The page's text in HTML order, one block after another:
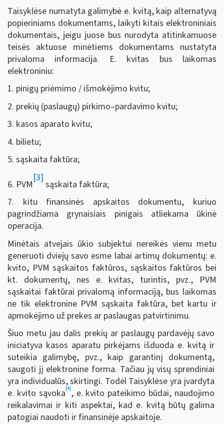
Taisyklėse numatyta galimybė e. kvitą, kaip alternatyvą
popieriniams dokumentams, laikyti kitais elektroniniais
dokumentais, jeigu juose bus nurodyta atitinkamuose
teisės aktuose minėtiems dokumentams nustatyta
privaloma informacija. E. kvitas bus laikomas
elektroniniu:
1. pinigų priėmimo / išmokėjimo kvitu;
2. prekių (paslaugų) pirkimo–pardavimo kvitu;
3. kasos aparato kvitu;
4. bilietu;
5. sąskaita faktūra;
6. PVM
[3]
sąskaita faktūra;
7. kitu finansinės apskaitos dokumentu, kuriuo
pagrindžiama grynaisiais pinigais atliekama ūkinė
operacija.
Minėtais atvejais ūkio subjektui nereikės vienu metu
generuoti dviejų savo esme labai artimų dokumentų: e.
kvito, PVM sąskaitos faktūros, sąskaitos faktūros bei
kt. dokumentų, nes e. kvitas, turintis, pvz., PVM
sąskaitai faktūrai privalomą informaciją, bus laikomas
ne tik elektronine PVM sąskaita faktūra, bet kartu ir
apmokėjimo už prekes ar paslaugas patvirtinimu.
Šiuo metu jau dalis prekių ar paslaugų pardavėjų savo
iniciatyva kasos aparatu pirkėjams išduoda e. kvitą ir
suteikia galimybę, pvz., kaip garantinį dokumentą,
saugoti jį elektronine forma. Tačiau jų visų sprendiniai
yra individualūs, skirtingi. Todėl Taisyklėse yra įvardyta
e. kvito sąvoka[4], e. kvito pateikimo būdai, naudojimo
reikalavimai ir kiti aspektai, kad e. kvitą būtų galima
patogiai naudoti ir finansinėje apskaitoje.